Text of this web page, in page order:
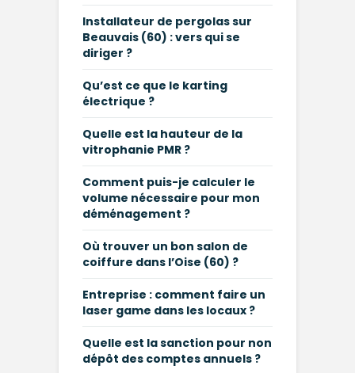
Installateur de pergolas sur
Beauvais (60) : vers qui se
diriger ?
Qu’est ce que le karting
électrique ?
Quelle est la hauteur de la
vitrophanie PMR ?
Comment puis-je calculer le
volume nécessaire pour mon
déménagement ?
Où trouver un bon salon de
coiffure dans l’Oise (60) ?
Entreprise : comment faire un
laser game dans les locaux ?
Quelle est la sanction pour non
dépôt des comptes annuels ?